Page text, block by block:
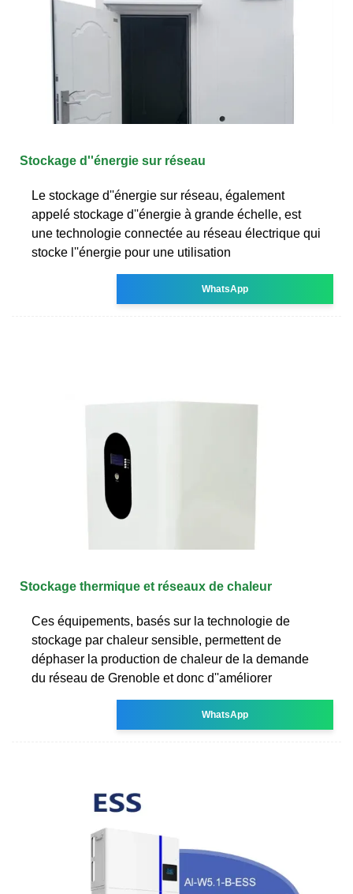
Stockage d''énergie sur réseau
Le stockage d''énergie sur réseau, également
appelé stockage d''énergie à grande échelle, est
une technologie connectée au réseau électrique qui
stocke l''énergie pour une utilisation
WhatsApp
Stockage thermique et réseaux de chaleur
Ces équipements, basés sur la technologie de
stockage par chaleur sensible, permettent de
déphaser la production de chaleur de la demande
du réseau de Grenoble et donc d''améliorer
WhatsApp